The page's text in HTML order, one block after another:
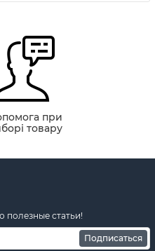
при
товару
полезные статьи!
Подписаться